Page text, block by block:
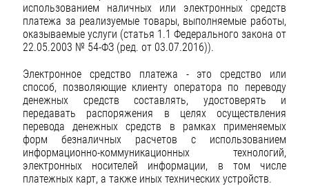
использованием наличных или электронных средств
платежа за реализуемые товары, выполняемые работы,
оказываемые услуги (статья 1.1 Федерального закона от
22.05.2003 № 54-ФЗ (ред. от 03.07.2016)).
Электронное средство платежа - это средство или
способ, позволяющие клиенту оператора по переводу
денежных средств составлять, удостоверять и
передавать распоряжения в целях осуществления
перевода денежных средств в рамках применяемых
форм безналичных расчетов с использованием
информационно-коммуникационных технологий,
электронных носителей информации, в том числе
платежных карт, а также иных технических устройств.